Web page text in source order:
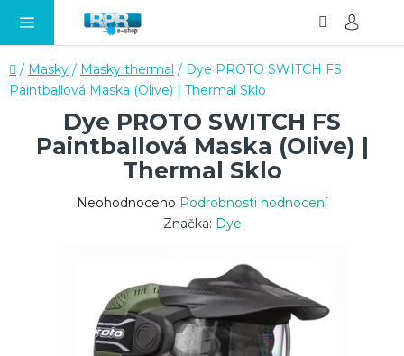
Domů
/ Masky / Masky thermal / Dye PROTO SWITCH FS
Paintballová Maska (Olive) | Thermal Sklo
Dye PROTO SWITCH FS
Paintballová Maska (Olive) |
Thermal Sklo
Průměrné
hvězdiček.
Neohodnoceno Podrobnosti hodnocení
Značka: Dye